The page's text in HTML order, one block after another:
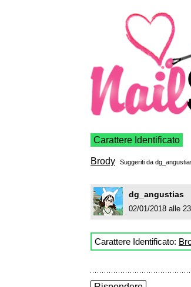
Carattere Identificato
Brody Suggeriti da
dg_angustias
02/01/2018 alle
Carattere Identificato: